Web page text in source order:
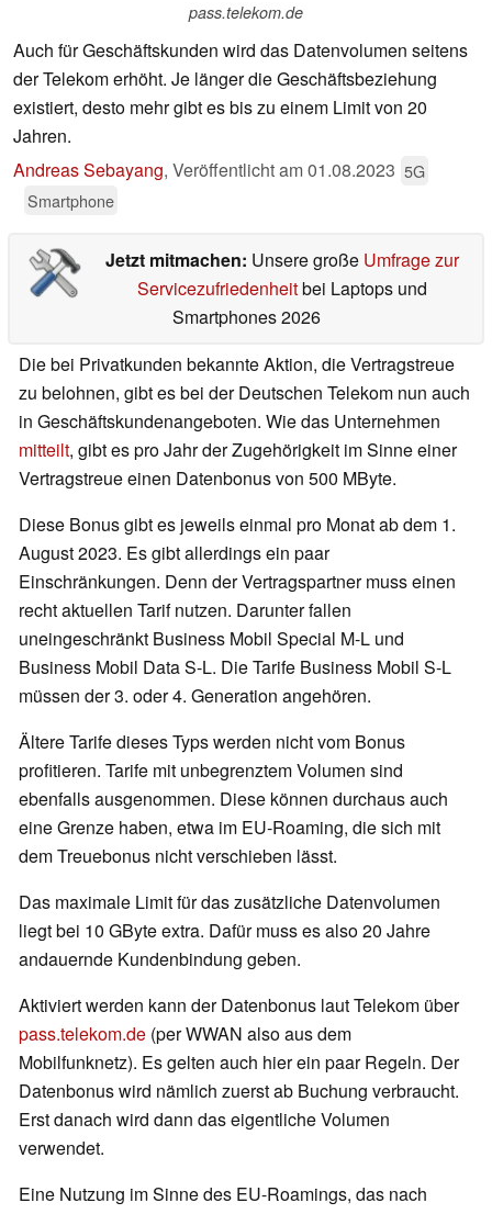
pass.telekom.de
Auch für Geschäftskunden wird das Datenvolumen seitens
der Telekom erhöht. Je länger die Geschäftsbeziehung
existiert, desto mehr gibt es bis zu einem Limit von 20
Jahren.
Andreas Sebayang, Veröffentlicht am01.08.2023 5G
Smartphone
Jetzt mitmachen: Unsere große Umfrage zur
Servicezufriedenheitbei Laptops und
Smartphones 2026
Die bei Privatkunden bekannte Aktion, die Vertragstreue
zu belohnen, gibt es bei der Deutschen Telekom nun auch
in Geschäftskundenangeboten. Wie das Unternehmen
mitteilt, gibt es pro Jahr der Zugehörigkeit im Sinne einer
Vertragstreue einen Datenbonus von 500 MByte.
Diese Bonus gibt es jeweils einmal pro Monat ab dem 1.
August 2023. Es gibt allerdings ein paar
Einschränkungen. Denn der Vertragspartner muss einen
recht aktuellen Tarif nutzen. Darunter fallen
uneingeschränkt Business Mobil Special M-L und
Business Mobil Data S-L. Die Tarife Business Mobil S-L
müssen der 3. oder 4. Generation angehören.
Ältere Tarife dieses Typs werden nicht vom Bonus
profitieren. Tarife mit unbegrenztem Volumen sind
ebenfalls ausgenommen. Diese können durchaus auch
eine Grenze haben, etwa im EU-Roaming, die sich mit
dem Treuebonus nicht verschieben lässt.
Das maximale Limit für das zusätzliche Datenvolumen
liegt bei 10 GByte extra. Dafür muss es also 20 Jahre
andauernde Kundenbindung geben.
Aktiviert werden kann der Datenbonus laut Telekom über
pass.telekom.de (per WWAN also aus dem
Mobilfunknetz). Es gelten auch hier ein paar Regeln. Der
Datenbonus wird nämlich zuerst ab Buchung verbraucht.
Erst danach wird dann das eigentliche Volumen
verwendet.
Eine Nutzung im Sinne des EU-Roamings, das nach